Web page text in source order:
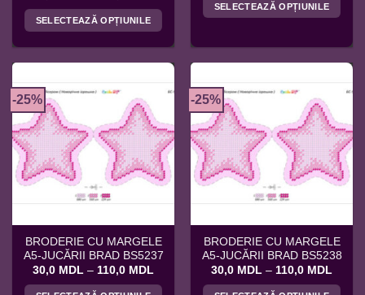
prețuri:
până
la
SELECTEAZĂ OPȚIUNILE
mai
variații.
Opțiunile
pot
alese
pagina
produsului.
până
SELECTEAZĂ OPȚIUNILE
multe
variații.
Opțiunile
pot
alese
în
-25%
BRODERIE CU MARGELE
A5-JUCĂRII BRAD BS5237
30,0 MDL – 110,0 MDL
prețuri:
-25%
BRODERIE CU MARGELE
A5-JUCĂRII BRAD BS5238
30,0 MDL – 110,0 MDL